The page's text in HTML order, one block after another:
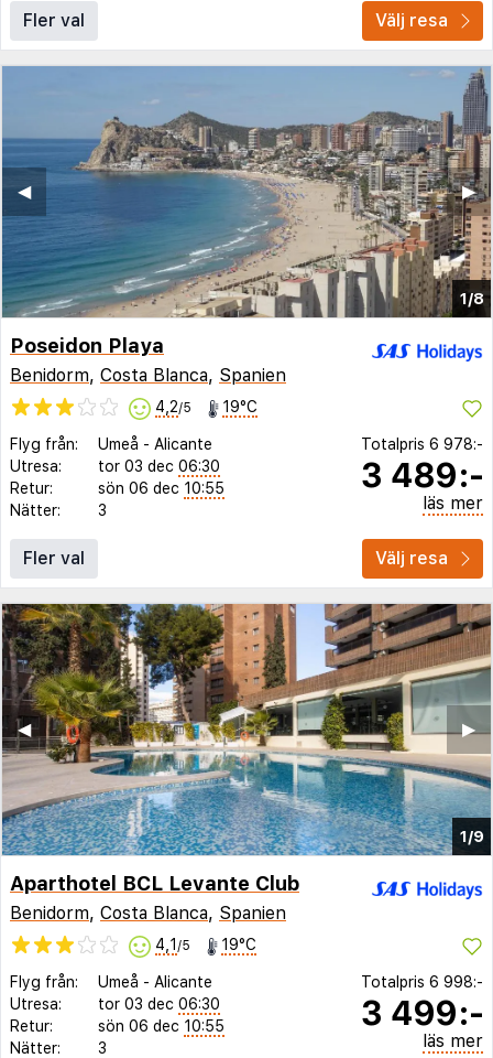
Fler val Välj resa
1/8
▶︎
◀︎
Poseidon Playa
Benidorm, Costa Blanca, Spanien
4,2/5 19°C
Flyg från: Umeå - Alicante
Utresa:
tor 03 dec 06:30
Retur:
sön 06 dec 10:55
Nätter:
3
Totalpris 6 978:-
3 489:-
läs mer
Fler val Välj resa
1/9
▶︎
◀︎
Aparthotel BCL Levante Club
Benidorm, Costa Blanca, Spanien
4,1 /5 19°C
Flyg från: Umeå - Alicante
Utresa:
tor 03 dec 06:30
Retur:
sön 06 dec 10:55
Nätter:
3
Totalpris 6 998:-
3 499:-
läs mer